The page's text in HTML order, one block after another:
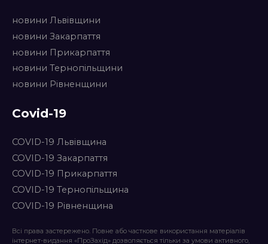
новини Львівщини
новини Закарпаття
новини Прикарпаття
новини Тернопільщини
новини Рівненщини
Covid-19
COVID-19 Львівщина
COVID-19 Закарпаття
COVID-19 Прикарпаття
COVID-19 Тернопільщина
COVID-19 Рівненщина
Всі права застережено. Повне або часткове використання матеріалів
інтернет-видання «ПроЗахід» дозволяється тільки за умови активного,